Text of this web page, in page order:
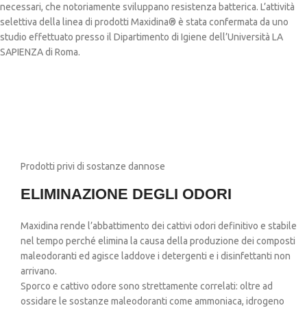
necessari, che notoriamente sviluppano resistenza batterica. L’attività
selettiva della linea di prodotti Maxidina® è stata confermata da uno
studio effettuato presso il Dipartimento di Igiene dell’Università LA
SAPIENZA di Roma.
Prodotti privi di sostanze dannose
ELIMINAZIONE DEGLI ODORI
Maxidina rende l’abbattimento dei cattivi odori definitivo e stabile
nel tempo perché elimina la causa della produzione dei composti
maleodoranti ed agisce laddove i detergenti e i disinfettanti non
arrivano.
Sporco e cattivo odore sono strettamente correlati: oltre ad
ossidare le sostanze maleodoranti come ammoniaca, idrogeno